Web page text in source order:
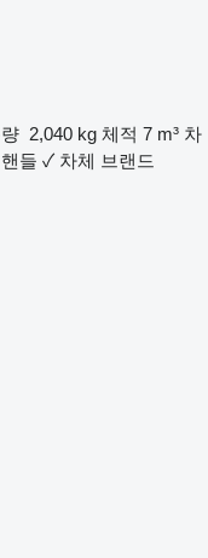
2,040 kg 체적 7 m³ 차
들 ✓ 차체 브랜드